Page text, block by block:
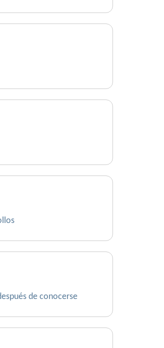
de conocerse